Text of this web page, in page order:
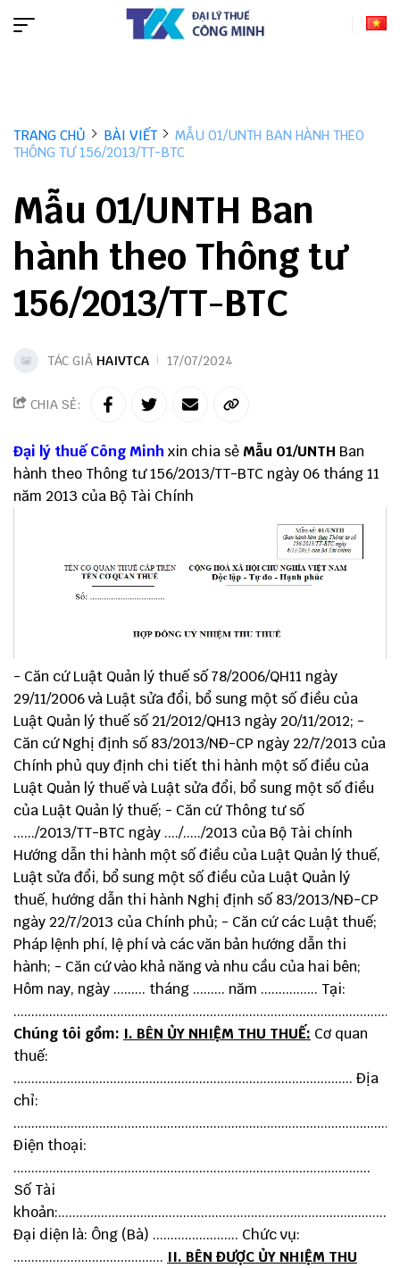
TRANG CHỦ BÀI VIẾT
MẪU 01/UNTH BAN HÀNH THEO
THÔNG TƯ 156/2013/TT-BTC
Mẫu 01/UNTH Ban
hành theo Thông tư
156/2013/TT-BTC
TÁC GIẢ HAIVTCA 17/07/2024
CHIA SẺ:
Đại lý thuế Công Minh xin chia sẻ Mẫu 01/UNTH Ban
hành theo Thông tư 156/2013/TT-BTC ngày 06 tháng 11
năm 2013 của Bộ Tài Chính
- Căn cứ Luật Quản lý thuế số 78/2006/QH11 ngày
29/11/2006 và Luật sửa đổi, bổ sung một số điều của
Luật Quản lý thuế số 21/2012/QH13 ngày 20/11/2012; -
Căn cứ Nghị định số 83/2013/NĐ-CP ngày 22/7/2013 của
Chính phủ quy định chi tiết thi hành một số điều của
Luật Quản lý thuế và Luật sửa đổi, bổ sung một số điều
của Luật Quản lý thuế; - Căn cứ Thông tư số
....../2013/TT-BTC ngày ..../...../2013 của Bộ Tài chính
Hướng dẫn thi hành một số điều của Luật Quản lý thuế,
Luật sửa đổi, bổ sung một số điều của Luật Quản lý
thuế, hướng dẫn thi hành Nghị định số 83/2013/NĐ-CP
ngày 22/7/2013 của Chính phủ; - Căn cứ các Luật thuế;
Pháp lệnh phí, lệ phí và các văn bản hướng dẫn thi
hành; - Căn cứ vào khả năng và nhu cầu của hai bên;
Hôm nay, ngày ......... tháng ......... năm ................ Tại:
Chúng tôi gồm: I. BÊN ỦY NHIỆM THU THUẾ: Cơ quan
thuế:
............................................................................................... Địa
chỉ:
.........................................................................................................
Điện thoại:
....................................................................................................
Số Tài
khoản:................................................................................................
Đại diện là: Ông (Bà) ........................ Chức vụ:
.......................................... II. BÊN ĐƯỢC ỦY NHIỆM THU